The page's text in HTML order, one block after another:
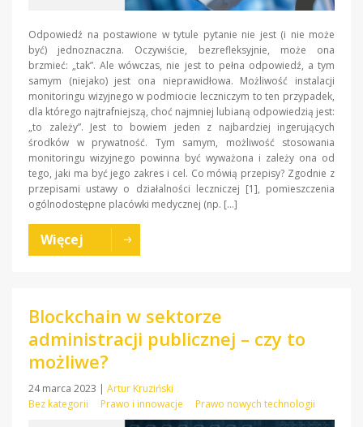
Odpowiedź na postawione w tytule pytanie nie jest (i nie może
być) jednoznaczna. Oczywiście, bezrefleksyjnie, może ona
brzmieć: „tak”. Ale wówczas, nie jest to pełna odpowiedź, a tym
samym (niejako) jest ona nieprawidłowa. Możliwość instalacji
monitoringu wizyjnego w podmiocie leczniczym to ten przypadek,
dla którego najtrafniejszą, choć najmniej lubianą odpowiedzią jest:
„to zależy”. Jest to bowiem jeden z najbardziej ingerujących
środków w prywatność. Tym samym, możliwość stosowania
monitoringu wizyjnego powinna być wyważona i zależy ona od
tego, jaki ma być jego zakres i cel. Co mówią przepisy? Zgodnie z
przepisami ustawy o działalności leczniczej [1], pomieszczenia
ogólnodostępne placówki medycznej (np. […]
Więcej
Blockchain w sektorze
administracji publicznej – czy to
możliwe?
24 marca 2023 | Artur Kruziński
Bez kategorii
Prawo i innowacje Prawo nowych technologii